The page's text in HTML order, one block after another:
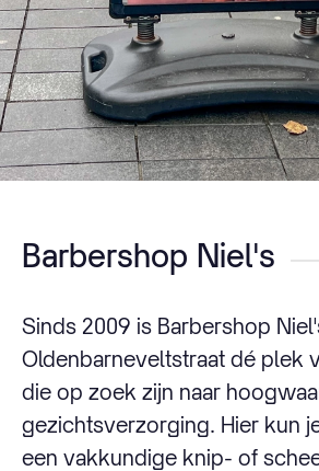
Barbershop Niel's
Sinds 2009 is Barbershop
Oldenbarneveltstraat dé plek
die op zoek zijn naar
gezichtsverzorging. Hier kun
een vakkundige knip- of